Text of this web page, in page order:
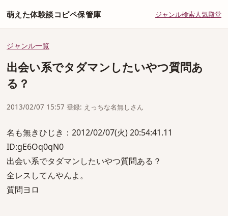
萌えた体験談コピペ保管庫 ジャンル検索人気殿堂
ジャンル一覧
出会い系でタダマンしたいやつ質問あ
る？
2013/02/07 15:57 登録: えっちな名無しさん
名も無きひじき：2012/02/07(火) 20:54:41.11
ID:gE6Oq0qN0
出会い系でタダマンしたいやつ質問ある？
全レスしてんやんよ。
質問ヨロ